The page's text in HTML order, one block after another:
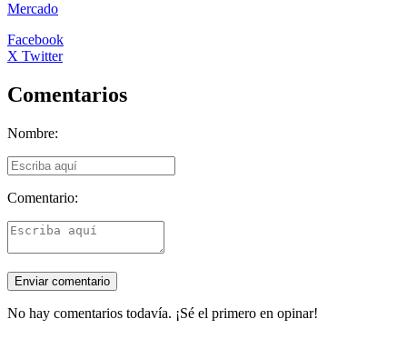
Mercado
Facebook
X Twitter
Comentarios
Nombre:
Comentario:
No hay comentarios todavía. ¡Sé el primero en opinar!